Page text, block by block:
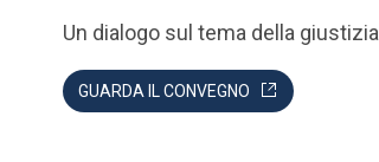
Un dialogo sul tema della giustizia
GUARDA IL CONVEGNO